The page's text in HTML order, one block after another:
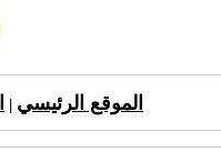
الموقع الرئيسي